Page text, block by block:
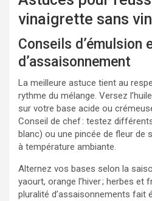
vinaigrette sans
Conseils d’émulsion
d’assaisonnement
La meilleure astuce tient au
rythme du mélange. Versez
sur votre base acide ou
Conseil de chef : testez
blanc) ou une pincée de fleur de
à température ambiante.
Alternez vos bases selon la
yaourt, orange l’hiver ; herbes et
pluralité d’assaisonnements fait